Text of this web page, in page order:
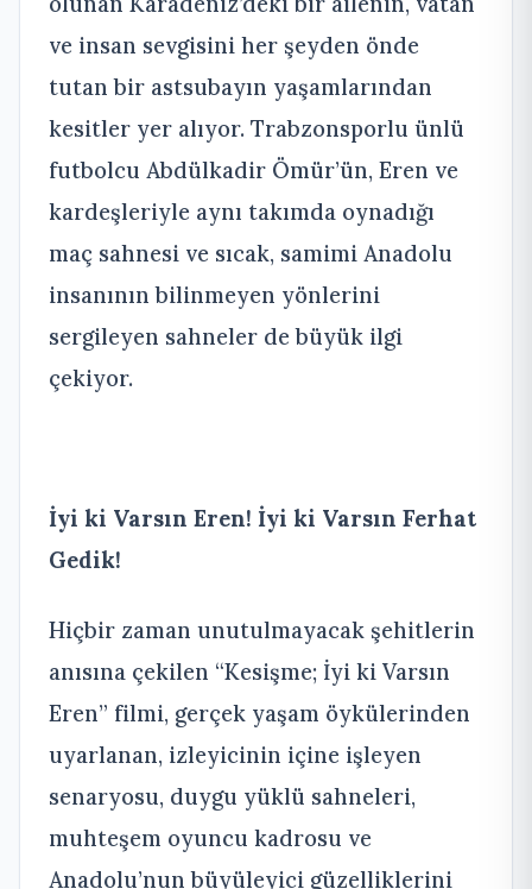
ve insan sevgisini her şeyden önde
tutan bir astsubayın yaşamlarından
kesitler yer alıyor. Trabzonsporlu ünlü
futbolcu Abdülkadir Ömür’ün, Eren ve
kardeşleriyle aynı takımda oynadığı
maç sahnesi ve sıcak, samimi Anadolu
insanının bilinmeyen yönlerini
sergileyen sahneler de büyük ilgi
çekiyor.
İyi ki Varsın Eren! İyi ki Varsın Ferhat
Gedik!
Hiçbir zaman unutulmayacak şehitlerin
anısına çekilen “Kesişme; İyi ki Varsın
Eren” filmi, gerçek yaşam öykülerinden
uyarlanan, izleyicinin içine işleyen
senaryosu, duygu yüklü sahneleri,
muhteşem oyuncu kadrosu ve
Anadolu’nun büyüleyici güzelliklerini